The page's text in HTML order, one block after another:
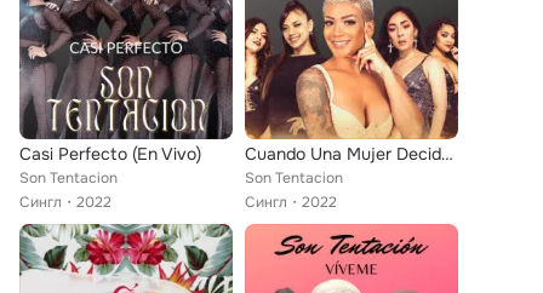
Casi Perfecto (En Vivo)
Son Tentacion
Сингл
2022
Cuando Una Mujer Decide Olvidar (En Vivo)
Son Tentacion
Сингл
2022